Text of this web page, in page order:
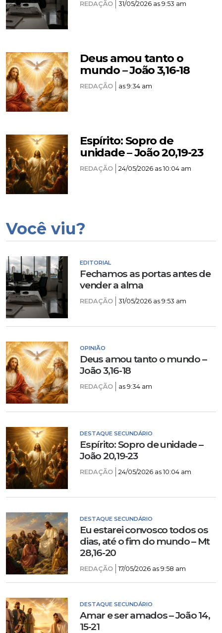
REDAÇÃO 31/05/2026 as 9:53 am
Deus amou tanto o
mundo – João 3,16-18
REDAÇÃO as 9:34 am
Espírito: Sopro de
unidade – João 20,19-23
REDAÇÃO 24/05/2026 as 10:04 am
Você viu?
EDITORIAL
Fechamos as portas antes de
vender a alma
REDAÇÃO 31/05/2026 as 9:53 am
OPINIÃO
Deus amou tanto o mundo –
João 3,16-18
REDAÇÃO as 9:34 am
DESTAQUE SECUNDÁRIO
Espírito: Sopro de unidade –
João 20,19-23
REDAÇÃO 24/05/2026 as 10:04 am
DESTAQUE SECUNDÁRIO
Eu estarei convosco todos os
dias, até o fim do mundo – Mt
28,16-20
REDAÇÃO 17/05/2026 as 9:58 am
DESTAQUE SECUNDÁRIO
Amar e ser amados – João 14,
15-21